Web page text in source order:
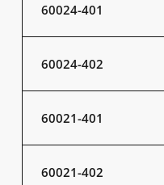
60024-401
60024-402
60021-401
60021-402